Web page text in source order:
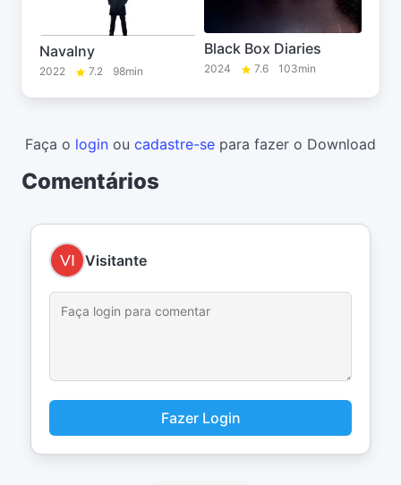
Navalny
2022 7.2 98min
Black Box Diaries
2024 7.6 103min
Faça o login ou cadastre-se para fazer o Download
Comentários
Visitante
Fazer Login